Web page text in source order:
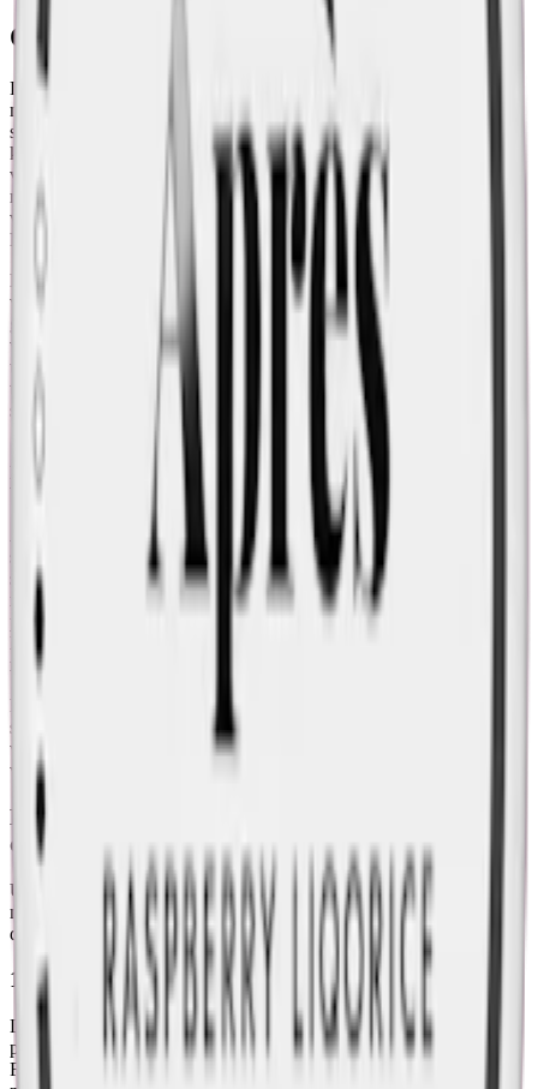
Om Loop Licorice Fusion Strong
Loop Licorice Fusion utmärker sig mot annat
med sin innovativa InstantRush™-teknologi som säkerställer en
snabb frisättning av både smak och nikotin, samtidigt som dessa
kvaliteter bevaras över tid. Varje prilla levererar 9,4 mg nikotin,
vilket placerar Licorice Fusion precis inom gränsen för ett
normalstarkt vitt snus, och strax under gränsen för vad som anses
vara starkt. Trots detta bär benämns snuset som Loop Licorice
Fusion Strong på dosan.
Loop Licorice Fusion innehåller 20 slim-format prillor per dosa,
vilket ger en total snusvikt på 12,5 gram, där varje prilla väger 0,63
gram. Denna prilla är ungefär 30% mindre än traditionellt snus,
vilket ger Loop Licorice Fusion en diskret och bekväm passform
under läppen.
Loop snus balanserar skickligt mellan fuktighet och
torrhet, med prillor som är fuktiga på ytan utan att för den sakens
skull rinna eller färga tänderna.
Smaken hos Loop Licorice Fusion är distinkt tack vare en unik
kombination av hallon och saltlakrits som levererar en avvägd
blandning av sötma och sälta.
Another Snus Factory, tillverkaren bakom Loop snus, har sedan
starten i början av 2020-talet positionerat sig som en innovatör inom
snusindustrin. Loop Licorice Fusion är inget undantag. Med sin
miljövänliga snusdosa, PlantCan™, tillverkad av 100% växtbaserad
plast, och en tobaksfri prilla som är mjuk och hållfast, står Loop
Licorice Fusion ut som ett unikt alternativ på den svenska
marknaden och utomlands.
För dem som föredrar mindre format erbjuder Loop även denna
smakkombination av hallon och saltlakrits som ett vitt minisnus,
vilket ytterligare breddar utbudet för konsumenter som söker
variation och innovation inom snusupplevelsen.
Maj 2024: Loop Licorice Fusion Strong får ny
design och ny dosa
Under maj 2024 får Loop Licorice Fusion Strong
en helt ny look
med ny design och dosa. Under en övergångsperiod kan båda
dosorna förekomma.
10 december 2024: Loops lakritssnus byter dosa
Loop Licorice Fusion Strong får en ny snusdosa tillverkad av
polypropen. Den tidigare dosan PlantCan™ fasas ut och ersätts.
Förändringen påverkar inte design, färg eller dosans innehåll. Läs